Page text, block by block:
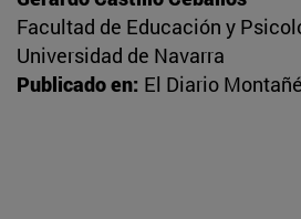
Facultad de Educación y
Universidad de Navarra
Publicado en: El Diario